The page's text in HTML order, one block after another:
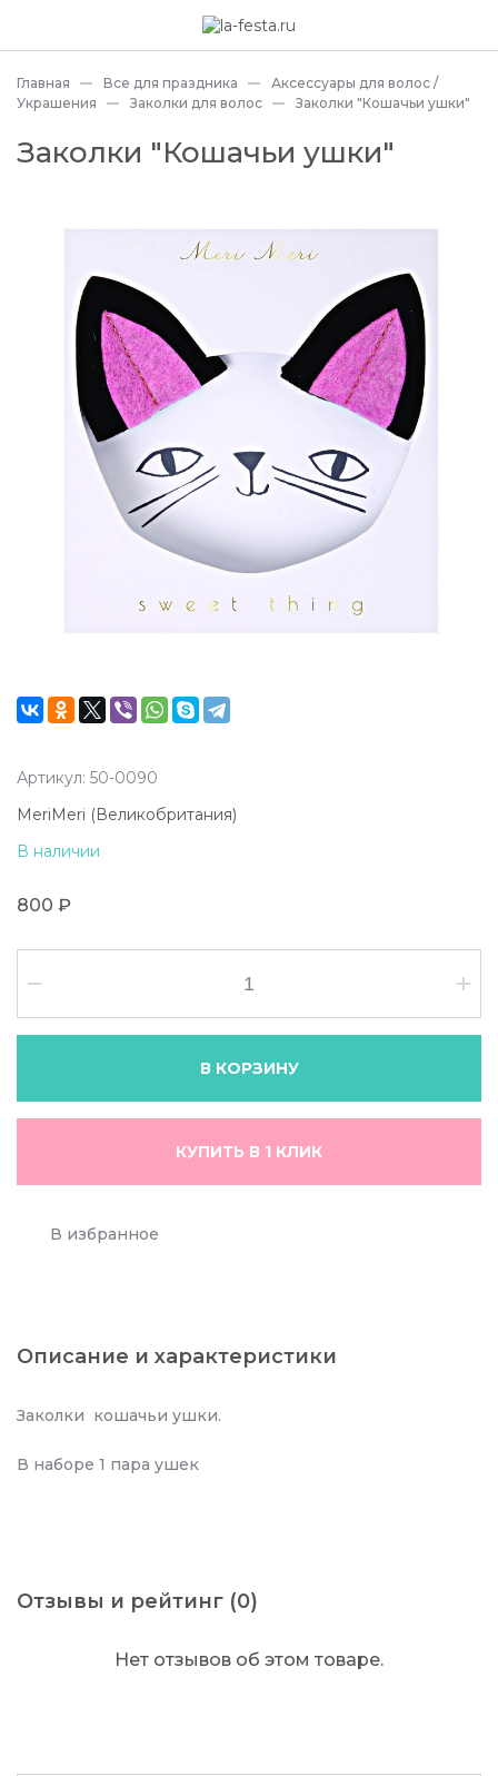
Главная Все для праздника
Аксессуары для волос /
Украшения
Заколки для волос Заколки "Кошачьи ушки"
Заколки "Кошачьи ушки"
Артикул: 50-0090
MeriMeri (Великобритания)
В наличии
800 ₽
В КОРЗИНУ
КУПИТЬ В 1 КЛИК
В избранное
Описание и характеристики
Заколки кошачьи ушки.
В наборе 1 пара ушек
Отзывы и рейтинг (0)
Нет отзывов об этом товаре.